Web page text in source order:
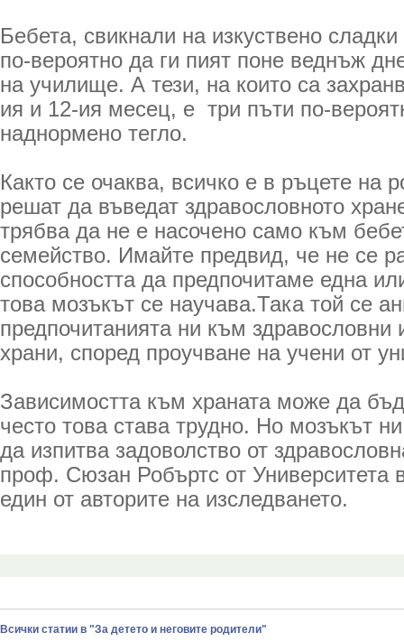
Бебета, свикнали на изкуствено
по-вероятно да ги пият поне веднъж
на училище. А тези, на които са
ия и 12-ия месец, е три пъти по-
наднормено тегло.
Както се очаква, всичко е в ръцете на
решат да въведат здравословното
трябва да не е насочено само към
семейство. Имайте предвид, че не се
способността да предпочитаме една
това мозъкът се научава.Така той се
предпочитанията ни към здравословни
храни, според проучване на учени от
Зависимостта към храната може да
често това става трудно. Но мозъкът
да изпитва задоволство от
проф. Сюзан Робъртс от Университета
един от авторите на изследването.
Всички статии в "За детето и неговите родители"